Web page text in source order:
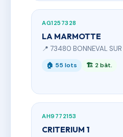
AG1257328
LA MARMOTTE
📍 73480 BONNEVAL
🏠 55 lots 🏗 2 bât.
AH9772153
CRITERIUM 1